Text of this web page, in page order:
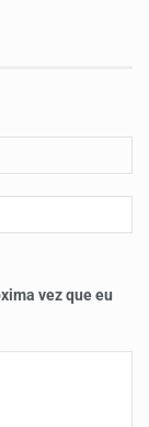
vez que eu